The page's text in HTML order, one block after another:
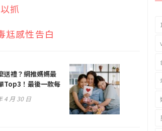
抓
尪感性告白
送禮？網推媽媽最
Top3！最後一款每
4 月 30 日